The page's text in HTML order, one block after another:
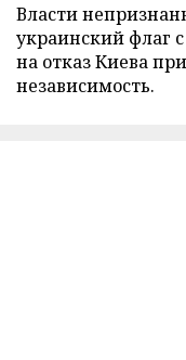
Власти
украинский флаг
на отказ Киева
независимость.